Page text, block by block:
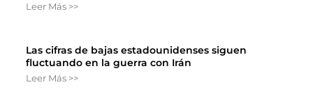
Leer Más >>
Las cifras de bajas estadounidenses siguen
fluctuando en la guerra con Irán
Leer Más >>